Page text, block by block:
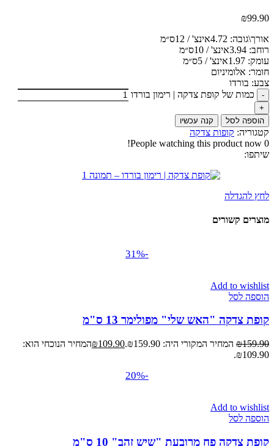
₪99.90
אורך\גובה: 4.72אינצ' / 12ס״מ
רוחב: 3.94אינצ' / 10ס״מ
עומק: 1.97אינצ' / 5ס״מ
חומר: אלומיניום
צבע: בורדו
כמות של קופת צדקה | רימון בורדו
הוספה לסל קנה עכשיו
קטגוריה: קופות צדקה
0
People watching this product now!
שיתפו:
לחץ להגדלה
מוצרים קשורים
-31%
Add to wishlist
הוספה לסל
קופת צדקה "האש שלי" מפולימר 13 ס"מ
₪159.90 המחיר המקורי היה: ₪159.90. ₪109.90
המחיר הנוכחי הוא:
₪109.90.
-20%
Add to wishlist
הוספה לסל
קופת צדקה פח מרובעת "שיש זהב" 10 ס"מ